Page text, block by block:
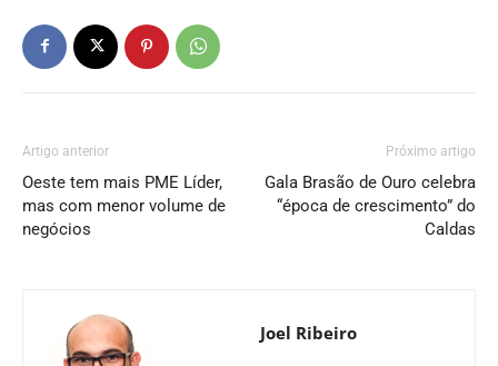
Artigo anterior
Oeste tem mais PME Líder,
mas com menor volume de
negócios
Próximo artigo
Gala Brasão de Ouro celebra
“época de crescimento” do
Caldas
Joel Ribeiro